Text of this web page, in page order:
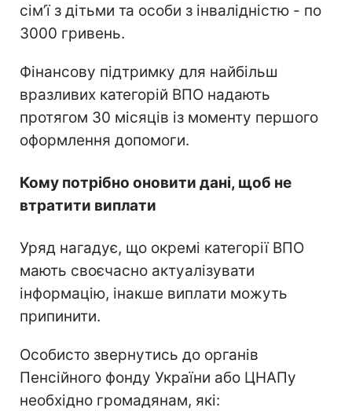
сімʼї з дітьми та особи з інвалідністю - по
3000 гривень.
Фінансову підтримку для найбільш
вразливих категорій ВПО надають
протягом 30 місяців із моменту першого
оформлення допомоги.
Кому потрібно оновити дані, щоб не
втратити виплати
Уряд нагадує, що окремі категорії ВПО
мають своєчасно актуалізувати
інформацію, інакше виплати можуть
припинити.
Особисто звернутись до органів
Пенсійного фонду України або ЦНАПу
необхідно громадянам, які: